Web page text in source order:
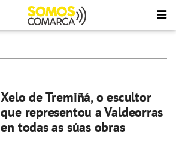
Xelo de Tremiñá, o escultor
que representou a Valdeorras
en todas as súas obras